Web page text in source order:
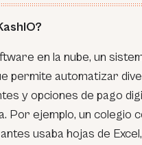
en la nube, un
permite automatizar
y opciones de pago
Por ejemplo, un colegio
usaba hojas de